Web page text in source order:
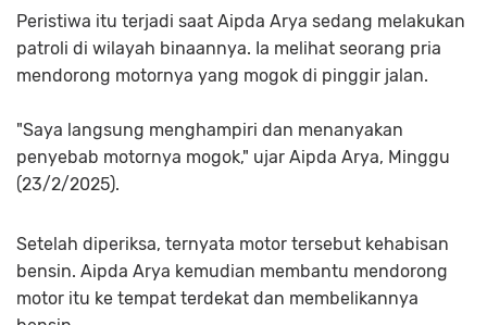
Peristiwa itu terjadi saat Aipda Arya sedang melakukan
patroli di wilayah binaannya. Ia melihat seorang pria
mendorong motornya yang mogok di pinggir jalan.
"Saya langsung menghampiri dan menanyakan
penyebab motornya mogok," ujar Aipda Arya, Minggu
(23/2/2025).
Setelah diperiksa, ternyata motor tersebut kehabisan
bensin. Aipda Arya kemudian membantu mendorong
motor itu ke tempat terdekat dan membelikannya